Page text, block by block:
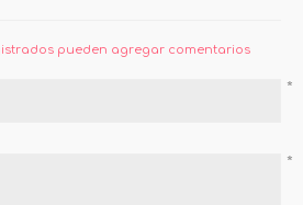
pueden agregar comentarios
*
*